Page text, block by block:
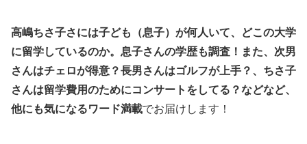
高嶋ちさ子さには子ども（息子）が何人いて、どこの大学
に留学しているのか。息子さんの学歴も調査！また、次男
さんはチェロが得意？長男さんはゴルフが上手？、ちさ子
さんは留学費用のためにコンサートをしてる？などなど、
他にも気になるワード満載でお届けします！